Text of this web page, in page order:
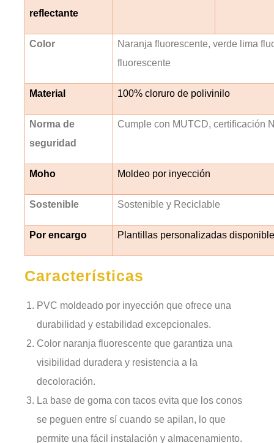
reflectante
Color
Naranja fluorescente, verde lima
fluorescente
Material 100% cloruro de polivinilo
Norma de
seguridad
Cumple con MUTCD, certificación
Moho Moldeo por inyección
Sostenible Sostenible y Reciclable
Por encargo Plantillas personalizadas
Características
PVC moldeado por inyección que ofrece una
durabilidad y estabilidad excepcionales.
Color naranja fluorescente que garantiza una
visibilidad duradera y resistencia a la
decoloración.
La base de goma con tacos evita que los conos
se peguen entre sí cuando se apilan, lo que
permite una fácil instalación y almacenamiento.